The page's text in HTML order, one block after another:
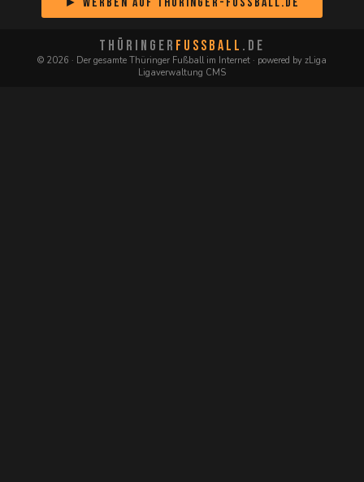
THÜRINGER FUSSBALL .DE
© 2026 · Der gesamte Thüringer Fußball im Internet · powered by zLiga
Ligaverwaltung CMS